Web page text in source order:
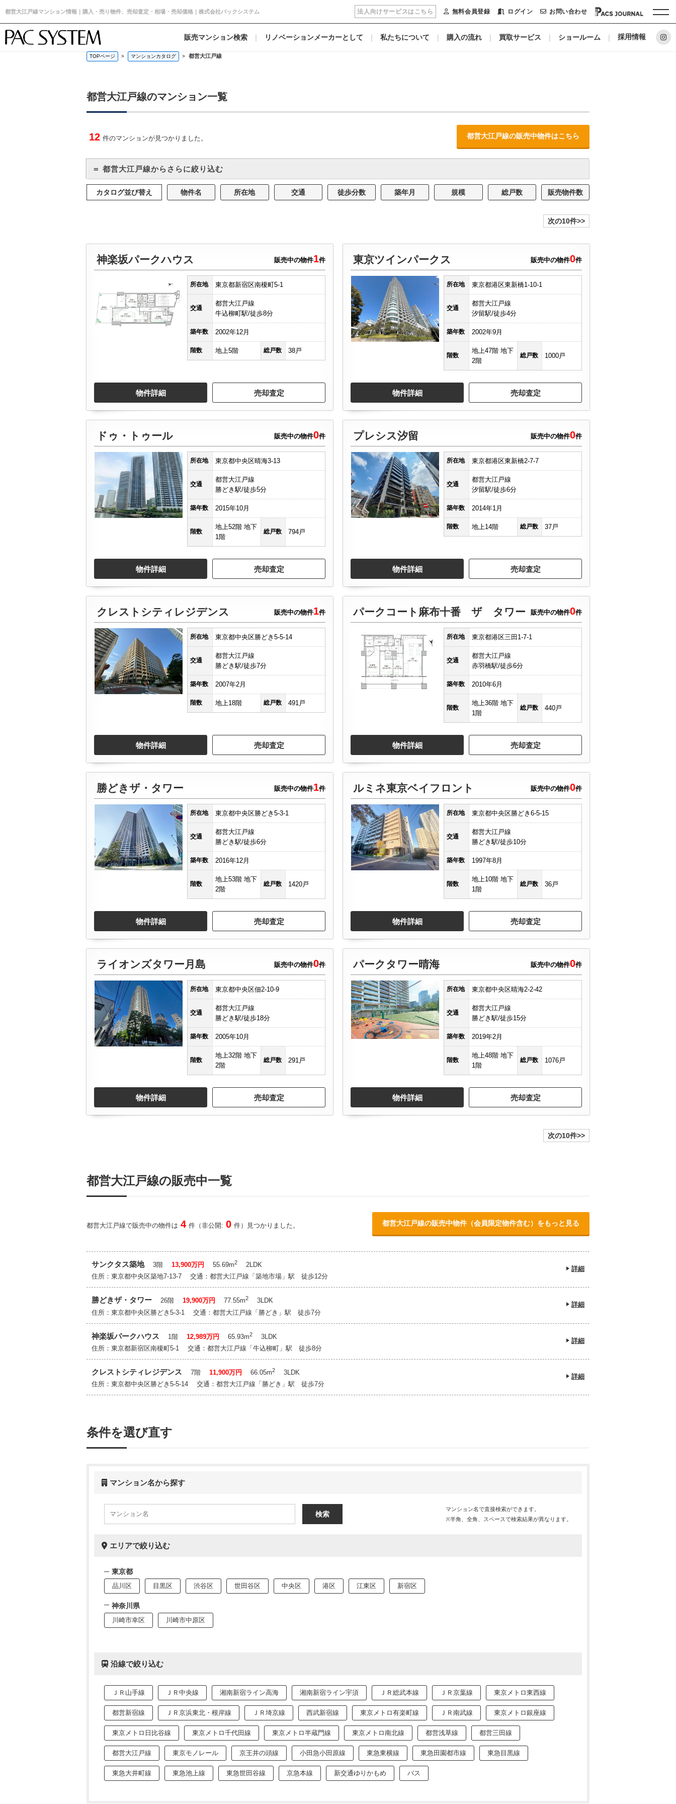
都営大江戸線マンション情報｜購入・売り物件、売却査定・相場・売却価格｜株式会社パックシステム 法人向けサービスはこちら 無料会員登録 ログイン お問い合わせ
販売マンション検索 リノベーションメーカーとして 私たちについて 購入の流れ 買取サービス ショールーム 採用情報
TOPページ マンションカタログ 都営大江戸線
都営大江戸線のマンション一覧
12 件のマンションが見つかりました。 都営大江戸線の販売中物件はこちら
＝ 都営大江戸線からさらに絞り込む
カタログ並び替え 物件名 所在地 交通 徒歩分数 築年月 規模 総戸数 販売物件数
次の10件>>
神楽坂パークハウス 販売中の物件1件
所在地 東京都新宿区南榎町5-1
交通
都営大江戸線
牛込柳町駅/徒歩8分
築年数 2002年12月
階数 地上5階 総戸数 38戸
物件詳細 売却査定
東京ツインパークス 販売中の物件0件
所在地 東京都港区東新橋1‐10‐1
交通
都営大江戸線
汐留駅/徒歩4分
築年数 2002年9月
階数
地上47階 地下
2階
総戸数 1000戸
物件詳細 売却査定
ドゥ・トゥール 販売中の物件0件
所在地 東京都中央区晴海3-13
交通
都営大江戸線
勝どき駅/徒歩5分
築年数 2015年10月
階数
地上52階 地下
1階
総戸数 794戸
物件詳細 売却査定
プレシス汐留 販売中の物件0件
所在地 東京都港区東新橋2-7-7
交通
都営大江戸線
汐留駅/徒歩6分
築年数 2014年1月
階数 地上14階 総戸数 37戸
物件詳細 売却査定
クレストシティレジデンス 販売中の物件1件
所在地 東京都中央区勝どき5-5-14
交通
都営大江戸線
勝どき駅/徒歩7分
築年数 2007年2月
階数 地上18階 総戸数 491戸
物件詳細 売却査定
パークコート麻布十番 ザ タワー 販売中の物件0件
所在地 東京都港区三田1-7-1
交通
都営大江戸線
赤羽橋駅/徒歩6分
築年数 2010年6月
階数
地上36階 地下
1階
総戸数 440戸
物件詳細 売却査定
勝どきザ・タワー 販売中の物件1件
所在地 東京都中央区勝どき5-3-1
交通
都営大江戸線
勝どき駅/徒歩6分
築年数 2016年12月
階数
地上53階 地下
2階
総戸数 1420戸
物件詳細 売却査定
ルミネ東京ベイフロント 販売中の物件0件
所在地 東京都中央区勝どき6-5-15
交通
都営大江戸線
勝どき駅/徒歩10分
築年数 1997年8月
階数
地上10階 地下
1階
総戸数 36戸
物件詳細 売却査定
ライオンズタワー月島 販売中の物件0件
所在地 東京都中央区佃2-10-9
交通
都営大江戸線
勝どき駅/徒歩18分
築年数 2005年10月
階数
地上32階 地下
2階
総戸数 291戸
物件詳細 売却査定
パークタワー晴海 販売中の物件0件
所在地 東京都中央区晴海2-2-42
交通
都営大江戸線
勝どき駅/徒歩15分
築年数 2019年2月
階数
地上48階 地下
1階
総戸数 1076戸
物件詳細 売却査定
次の10件>>
都営大江戸線の販売中一覧
都営大江戸線で販売中の物件は 4 件（非公開: 0 件）見つかりました。 都営大江戸線の販売中物件（会員限定物件含む）をもっと見る
サンクタス築地3階 13,900万円 55.69m2
2LDK
住所：東京都中央区築地7-13-7 交通：都営大江戸線「築地市場」駅 徒歩12分
詳細
勝どきザ・タワー 26階 19,900万円 77.55m2
3LDK
住所：東京都中央区勝どき5-3-1 交通：都営大江戸線「勝どき」駅 徒歩7分
詳細
神楽坂パークハウス 1階 12,989万円 65.93m2
3LDK
住所：東京都新宿区南榎町5-1 交通：都営大江戸線「牛込柳町」駅 徒歩8分
詳細
クレストシティレジデンス 7階 11,900万円 66.05m2
3LDK
住所：東京都中央区勝どき5-5-14 交通：都営大江戸線「勝どき」駅 徒歩7分
詳細
条件を選び直す
マンション名から探す
マンション名で直接検索ができます。
※半角、全角、スペースで検索結果が異なります。
エリアで絞り込む
東京都
品川区 目黒区 渋谷区 世田谷区 中央区 港区 江東区 新宿区
神奈川県
川崎市幸区 川崎市中原区
沿線で絞り込む
ＪＲ山手線 ＪＲ中央線 湘南新宿ライン高海 湘南新宿ライン宇須 ＪＲ総武本線 ＪＲ京葉線 東京メトロ東西線
都営新宿線 ＪＲ京浜東北・根岸線 ＪＲ埼京線 西武新宿線 東京メトロ有楽町線 ＪＲ南武線 東京メトロ銀座線
東京メトロ日比谷線 東京メトロ千代田線 東京メトロ半蔵門線 東京メトロ南北線 都営浅草線 都営三田線
都営大江戸線 東京モノレール 京王井の頭線 小田急小田原線 東急東横線 東急田園都市線 東急目黒線
東急大井町線 東急池上線 東急世田谷線 京急本線 新交通ゆりかもめ バス